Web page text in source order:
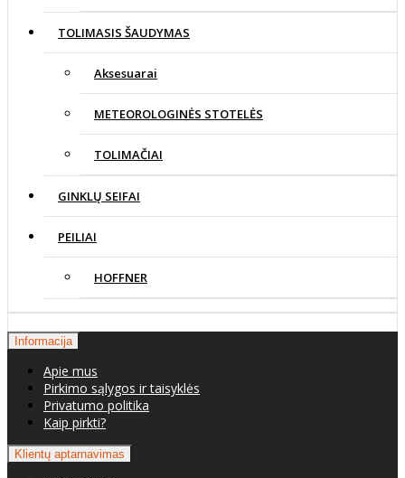
TOLIMASIS ŠAUDYMAS
Aksesuarai
METEOROLOGINĖS STOTELĖS
TOLIMAČIAI
GINKLŲ SEIFAI
PEILIAI
HOFFNER
Informacija
Apie mus
Pirkimo sąlygos ir taisyklės
Privatumo politika
Kaip pirkti?
Klientų aptarnavimas